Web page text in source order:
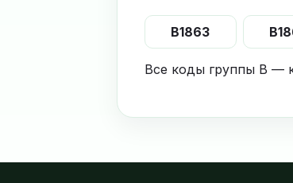
B1863
Все коды группы B —